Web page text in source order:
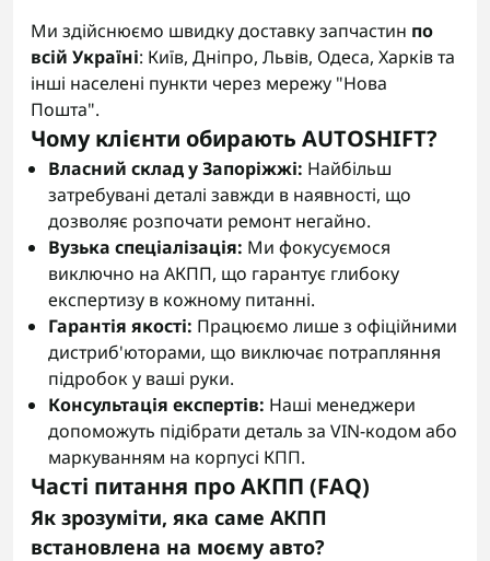
Ми здійснюємо швидку доставку запчастин по
всій Україні: Київ, Дніпро, Львів, Одеса, Харків та
інші населені пункти через мережу "Нова
Пошта".
Чому клієнти обирають AUTOSHIFT?
Власний склад у Запоріжжі: Найбільш
затребувані деталі завжди в наявності, що
дозволяє розпочати ремонт негайно.
Вузька спеціалізація: Ми фокусуємося
виключно на АКПП, що гарантує глибоку
експертизу в кожному питанні.
Гарантія якості: Працюємо лише з офіційними
дистриб'юторами, що виключає потрапляння
підробок у ваші руки.
Консультація експертів: Наші менеджери
допоможуть підібрати деталь за VIN-кодом або
маркуванням на корпусі КПП.
Часті питання про АКПП (FAQ)
Як зрозуміти, яка саме АКПП
встановлена на моєму авто?